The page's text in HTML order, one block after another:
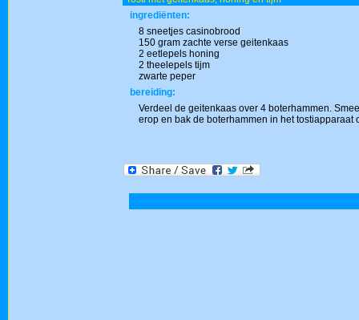
ingrediënten:
8 sneetjes casinobrood
150 gram zachte verse geitenkaas
2 eetlepels honing
2 theelepels tijm
zwarte peper
bereiding:
Verdeel de geitenkaas over 4 boterhammen.
erop en bak de boterhammen in het